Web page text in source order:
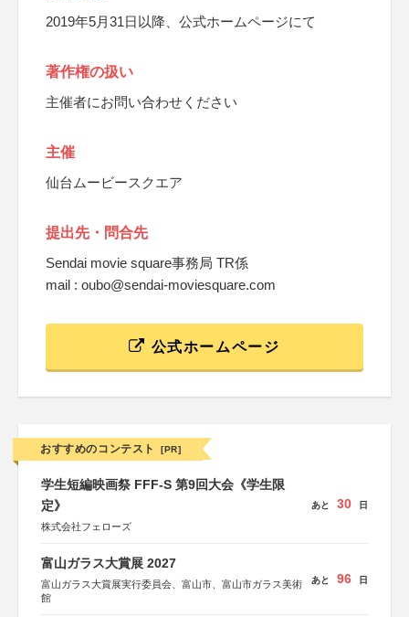
2019年5月31日以降、公式ホームページにて
著作権の扱い
主催者にお問い合わせください
主催
仙台ムービースクエア
提出先・問合先
Sendai movie square事務局 TR係
mail : oubo@sendai-moviesquare.com
公式ホームページ
おすすめのコンテスト [PR]
学生短編映画祭 FFF-S 第9回大会《学生限
定》
株式会社フェローズ
あと 30 日
富山ガラス大賞展 2027
富山ガラス大賞展実行委員会、富山市、富山市ガラス美術
館
あと 96 日